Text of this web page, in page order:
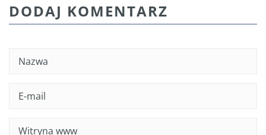
DODAJ KOMENTARZ